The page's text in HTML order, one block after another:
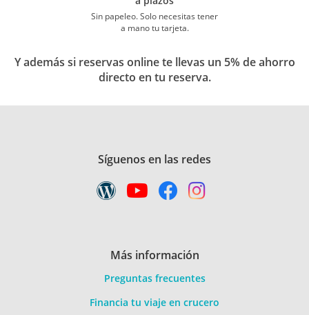
Sin papeleo. Solo necesitas tener
a mano tu tarjeta.
Y además si reservas online te llevas un 5% de ahorro
directo en tu reserva.
Síguenos en las redes
Más información
Preguntas frecuentes
Financia tu viaje en crucero